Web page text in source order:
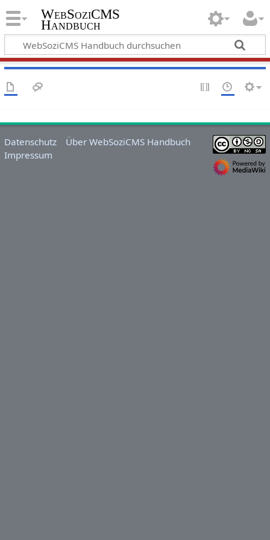
WebSoziCMS
Handbuch
Datenschutz
Über WebSoziCMS Handbuch
Impressum